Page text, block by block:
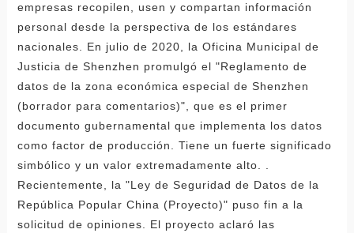
empresas recopilen, usen y compartan información
personal desde la perspectiva de los estándares
nacionales. En julio de 2020, la Oficina Municipal de
Justicia de Shenzhen promulgó el "Reglamento de
datos de la zona económica especial de Shenzhen
(borrador para comentarios)", que es el primer
documento gubernamental que implementa los datos
como factor de producción. Tiene un fuerte significado
simbólico y un valor extremadamente alto. .
Recientemente, la "Ley de Seguridad de Datos de la
República Popular China (Proyecto)" puso fin a la
solicitud de opiniones. El proyecto aclaró las